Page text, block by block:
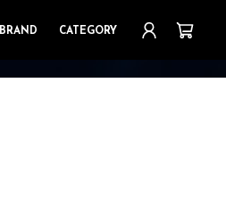
BRAND CATEGORY